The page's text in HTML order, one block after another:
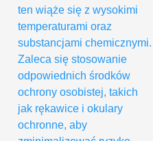
ten wiąże się z wysokimi
temperaturami oraz
substancjami chemicznymi.
Zaleca się stosowanie
odpowiednich środków
ochrony osobistej, takich
jak rękawice i okulary
ochronne, aby